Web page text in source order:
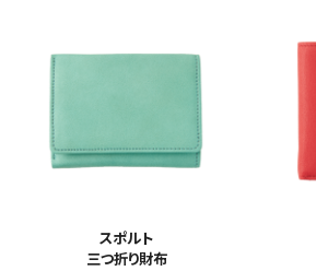
スポルト
三つ折り財布